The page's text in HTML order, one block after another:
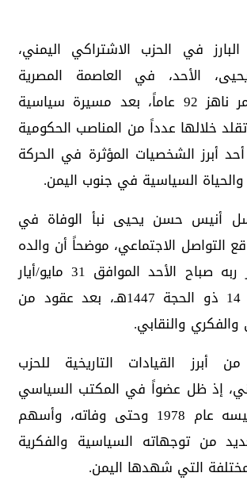
في الحزب الاشتراكي اليمني،
الأحد، في العاصمة المصرية
القاهرة، عن عمر ناهز 92 عاماً، بعد مسيرة سياسية
خلالها عدداً من المناصب الحكومية
أبرز الشخصيات المؤثرة في الحركة
والحياة السياسية في جنوب اليمن.
أنيس حسن يحيى نبأ الوفاة في
التواصل الاجتماعي، موضحاً أن والده
انتقل إلى جوار ربه صباح الأحد الموافق 31 مايو/أيار
2026، الموافق 14 ذو الحجة 1447هـ، بعد عقود من
والنقابي.
أبرز القيادات التاريخية للحزب
إذ ظل عضواً في المكتب السياسي
للحزب منذ تأسيسه عام 1978 وحتى وفاته، وأسهم
من توجهاته السياسية والفكرية
التي شهدها اليمن.